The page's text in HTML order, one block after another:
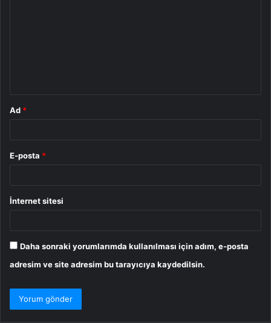
Ad *
E-posta *
İnternet sitesi
Daha sonraki yorumlarımda kullanılması için adım, e-posta
adresim ve site adresim bu tarayıcıya kaydedilsin.